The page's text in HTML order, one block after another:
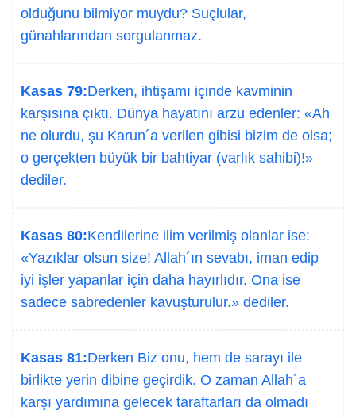
olduğunu bilmiyor muydu? Suçlular,
günahlarından sorgulanmaz.
Kasas 79:Derken, ihtişamı içinde kavminin
karşısına çıktı. Dünya hayatını arzu edenler: «Ah
ne olurdu, şu Karun´a verilen gibisi bizim de olsa;
o gerçekten büyük bir bahtiyar (varlık sahibi)!»
dediler.
Kasas 80:Kendilerine ilim verilmiş olanlar ise:
«Yazıklar olsun size! Allah´ın sevabı, iman edip
iyi işler yapanlar için daha hayırlıdır. Ona ise
sadece sabredenler kavuşturulur.» dediler.
Kasas 81:Derken Biz onu, hem de sarayı ile
birlikte yerin dibine geçirdik. O zaman Allah´a
karşı yardımına gelecek taraftarları da olmadı